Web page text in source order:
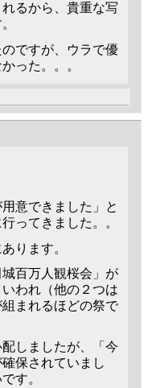
るから、貴重な写
ですが、ウラで優
った。。。
意できました」と
ってきました。。
ります。
百万人観桜会」が
われ（他の２つは
まれるほどの祭で
しましたが、「今
保されていまし
す。